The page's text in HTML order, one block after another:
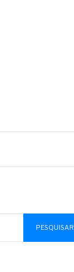
PESQUISAR